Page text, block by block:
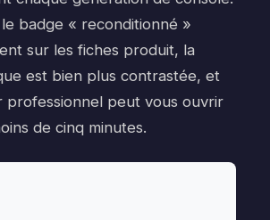
badge « reconditionné »
sur les fiches produit, la
est bien plus contrastée, et
professionnel peut vous ouvrir
de cinq minutes.